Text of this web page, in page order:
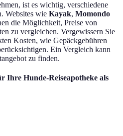
ist es wichtig, verschiedene
Websites wie Kayak, Momondo
die Möglichkeit, Preise von
zu vergleichen. Vergewissern Sie
Kosten, wie Gepäckgebühren
Ein Vergleich kann
zu finden.
Ihre Hunde-Reiseapotheke als